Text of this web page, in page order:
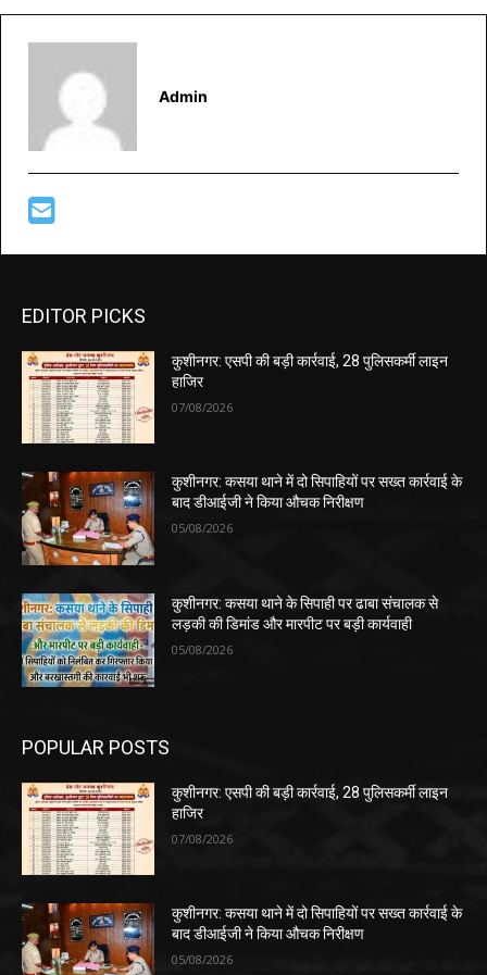
Admin
EDITOR PICKS
कुशीनगर: एसपी की बड़ी कार्रवाई, 28 पुलिसकर्मी लाइन
हाजिर
07/08/2026
कुशीनगर: कसया थाने में दो सिपाहियों पर सख्त कार्रवाई के
बाद डीआईजी ने किया औचक निरीक्षण
05/08/2026
कुशीनगर: कसया थाने के सिपाही पर ढाबा संचालक से
लड़की की डिमांड और मारपीट पर बड़ी कार्यवाही
05/08/2026
POPULAR POSTS
कुशीनगर: एसपी की बड़ी कार्रवाई, 28 पुलिसकर्मी लाइन
हाजिर
07/08/2026
कुशीनगर: कसया थाने में दो सिपाहियों पर सख्त कार्रवाई के
बाद डीआईजी ने किया औचक निरीक्षण
05/08/2026